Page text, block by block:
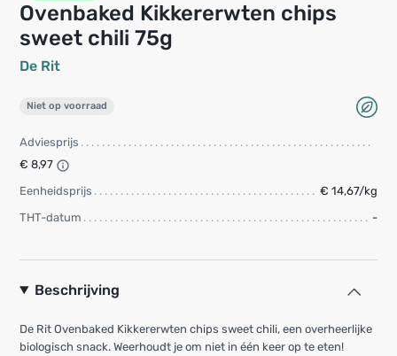
Ovenbaked Kikkererwten chips
sweet chili 75g
De Rit
Niet op voorraad
Adviesprijs
€ 8,97
Eenheidsprijs
€ 14,67/kg
THT-datum
-
Beschrijving
De Rit Ovenbaked Kikkererwten chips sweet chili, een overheerlijke
biologisch snack. Weerhoudt je om niet in één keer op te eten!